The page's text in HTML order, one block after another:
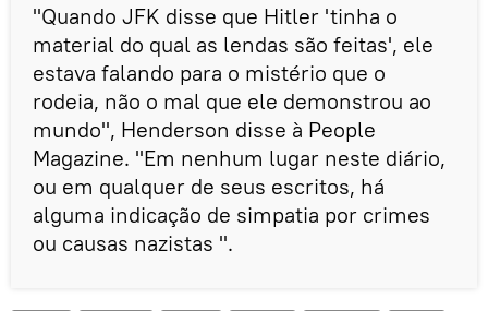
"Quando JFK disse que Hitler 'tinha o
material do qual as lendas são feitas', ele
estava falando para o mistério que o
rodeia, não o mal que ele demonstrou ao
mundo", Henderson disse à People
Magazine. "Em nenhum lugar neste diário,
ou em qualquer de seus escritos, há
alguma indicação de simpatia por crimes
ou causas nazistas ".